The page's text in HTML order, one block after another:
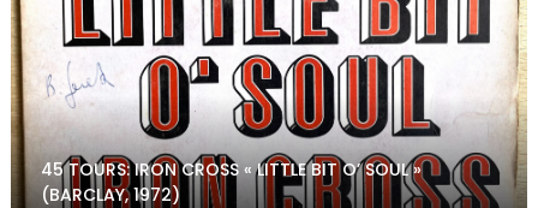
45 TOURS: IRON CROSS « LITTLE BIT O’ SOUL »
(BARCLAY, 1972)